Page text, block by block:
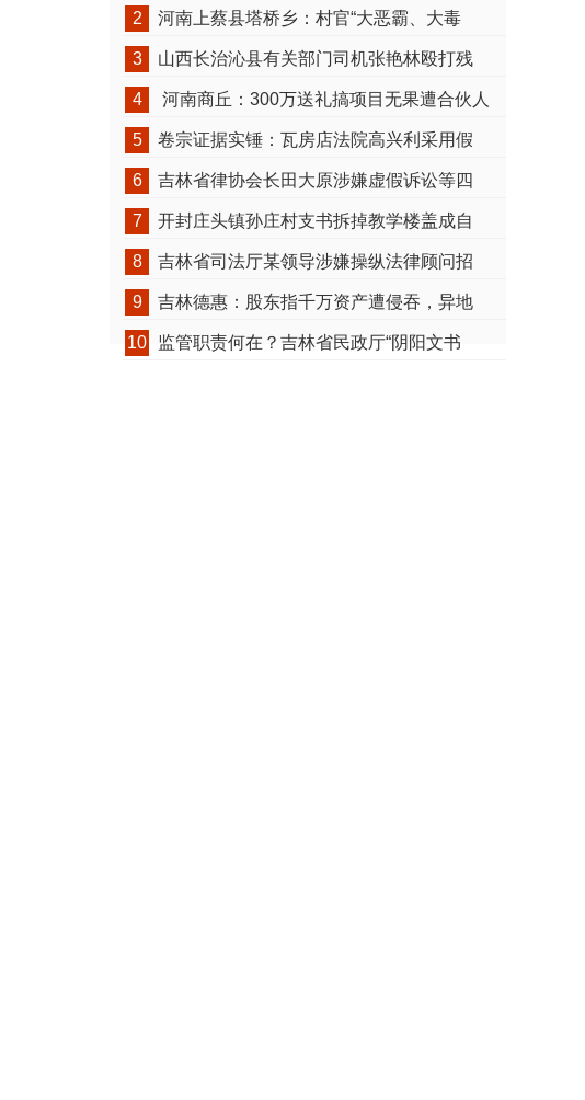
2 河南上蔡县塔桥乡：村官“大恶霸、大毒
3 山西长治沁县有关部门司机张艳林殴打残
4 河南商丘：300万送礼搞项目无果遭合伙人
5 卷宗证据实锤：瓦房店法院高兴利采用假
6 吉林省律协会长田大原涉嫌虚假诉讼等四
7 开封庄头镇孙庄村支书拆掉教学楼盖成自
8 吉林省司法厅某领导涉嫌操纵法律顾问招
9 吉林德惠：股东指千万资产遭侵吞，异地
10 监管职责何在？吉林省民政厅“阴阳文书